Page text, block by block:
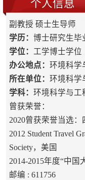
个人信息
副教授 硕士生导师
学历： 博士研究生毕
学位： 工学博士学位
办公地点： 环境科学
所在单位： 环境科学
学科： 环境科学与工
曾获荣誉：
2020曾获荣誉当选
2012 Student Travel
Society，美国
2014-2015年度“中国
邮编 : 611756